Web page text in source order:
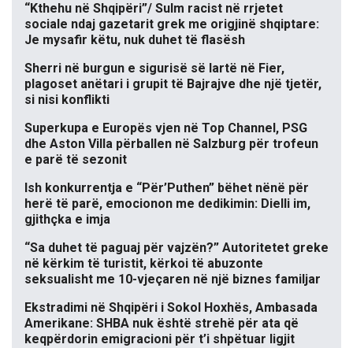
“Kthehu në Shqipëri”/ Sulm racist në rrjetet
sociale ndaj gazetarit grek me origjinë shqiptare:
Je mysafir këtu, nuk duhet të flasësh
Sherri në burgun e sigurisë së lartë në Fier,
plagoset anëtari i grupit të Bajrajve dhe një tjetër,
si nisi konflikti
Superkupa e Europës vjen në Top Channel, PSG
dhe Aston Villa përballen në Salzburg për trofeun
e parë të sezonit
Ish konkurrentja e “Për’Puthen” bëhet nënë për
herë të parë, emocionon me dedikimin: Dielli im,
gjithçka e imja
“Sa duhet të paguaj për vajzën?” Autoritetet greke
në kërkim të turistit, kërkoi të abuzonte
seksualisht me 10-vjeçaren në një biznes familjar
Ekstradimi në Shqipëri i Sokol Hoxhës, Ambasada
Amerikane: SHBA nuk është strehë për ata që
keqpërdorin emigracioni për t’i shpëtuar ligjit